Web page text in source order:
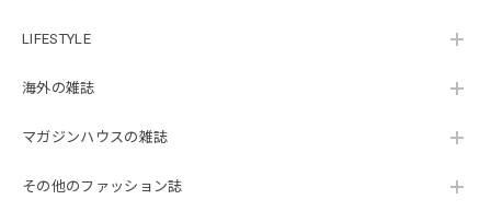
LIFESTYLE
海外の雑誌
マガジンハウスの雑誌
その他のファッション誌